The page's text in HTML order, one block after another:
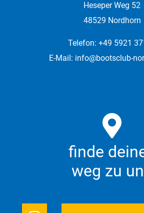
Heseper Weg 52
48529 Nordhorn
Telefon: +49 5921
E-Mail: info@bootsclub-
finde
weg zu